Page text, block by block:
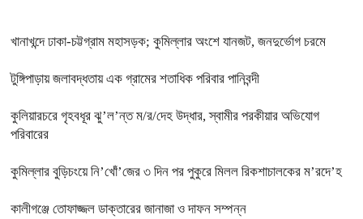
খানাখন্দে ঢাকা-চট্টগ্রাম মহাসড়ক; কুমিল্লার অংশে যানজট, জনদুর্ভোগ চরমে
টুঙ্গিপাড়ায় জলাবদ্ধতায় এক গ্রামের শতাধিক পরিবার পানিবন্দী
কুলিয়ারচরে গৃহবধূর ঝু’ল’ন্ত ম/র/দেহ উদ্ধার, স্বামীর পরকীয়ার অভিযোগ
পরিবারের
কুমিল্লার বুড়িচংয়ে নি’খোঁ’জের ৩ দিন পর পুকুরে মিলল রিকশাচালকের ম’রদে’হ
কালীগঞ্জে তোফাজ্জল ডাক্তারের জানাজা ও দাফন সম্পন্ন